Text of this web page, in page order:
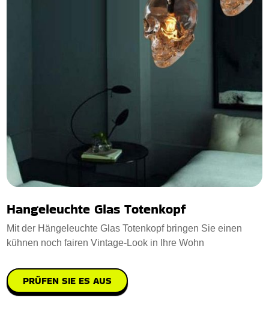
Hangeleuchte Glas Totenkopf
Mit der Hängeleuchte Glas Totenkopf bringen Sie einen
kühnen noch fairen Vintage-Look in Ihre Wohn
PRÜFEN SIE ES AUS